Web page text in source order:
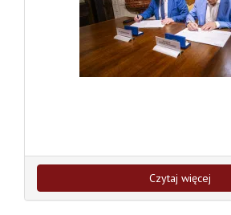
Czytaj więcej